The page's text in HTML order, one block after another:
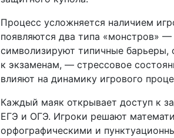
Процесс усложняется наличием
появляются два типа «монстров»
символизируют типичные барьеры,
к экзаменам, — стрессовое
влияют на динамику игрового
Каждый маяк открывает доступ к
ЕГЭ и ОГЭ. Игроки решают
орфографическими и